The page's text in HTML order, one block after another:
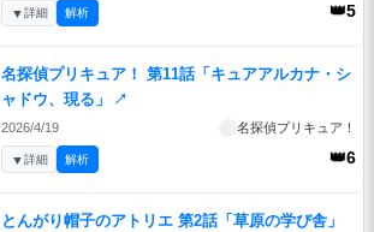
👑5
▼詳細 解析
名探偵プリキュア！ 第11話「キュアアルカナ・シ
ャドウ、現る」
↗
2026/4/19 名探偵プリキュア！
👑6
▼詳細 解析
とんがり帽子のアトリエ 第2話「草原の学び舎」